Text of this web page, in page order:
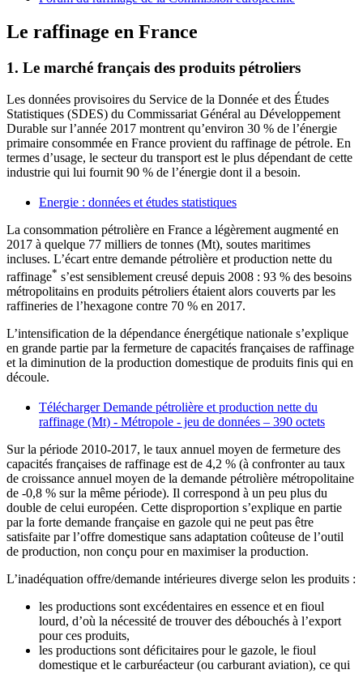
Le raffinage en France
1. Le marché français des produits pétroliers
Les données provisoires du Service de la Donnée et des Études
Statistiques (SDES) du Commissariat Général au Développement
Durable sur l’année 2017 montrent qu’environ 30 % de l’énergie
primaire consommée en France provient du raffinage de pétrole. En
termes d’usage, le secteur du transport est le plus dépendant de cette
industrie qui lui fournit 90 % de l’énergie dont il a besoin.
Energie : données et études statistiques
La consommation pétrolière en France a légèrement augmenté en
2017 à quelque 77 milliers de tonnes (Mt), soutes maritimes
incluses. L’écart entre demande pétrolière et production nette du
raffinage* s’est sensiblement creusé depuis 2008 : 93 % des besoins
métropolitains en produits pétroliers étaient alors couverts par les
raffineries de l’hexagone contre 70 % en 2017.
L’intensification de la dépendance énergétique nationale s’explique
en grande partie par la fermeture de capacités françaises de raffinage
et la diminution de la production domestique de produits finis qui en
découle.
Télécharger Demande pétrolière et production nette du
raffinage (Mt) - Métropole - jeu de données – 390 octets
Sur la période 2010-2017, le taux annuel moyen de fermeture des
capacités françaises de raffinage est de 4,2 % (à confronter au taux
de croissance annuel moyen de la demande pétrolière métropolitaine
de -0,8 % sur la même période). Il correspond à un peu plus du
double de celui européen. Cette disproportion s’explique en partie
par la forte demande française en gazole qui ne peut pas être
satisfaite par l’offre domestique sans adaptation coûteuse de l’outil
de production, non conçu pour en maximiser la production.
L’inadéquation offre/demande intérieures diverge selon les produits :
les productions sont excédentaires en essence et en fioul
lourd, d’où la nécessité de trouver des débouchés à l’export
pour ces produits,
les productions sont déficitaires pour le gazole, le fioul
domestique et le carburéacteur (ou carburant aviation), ce qui